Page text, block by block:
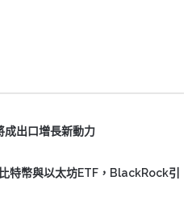
成出口增長新動力
特幣與以太坊ETF，BlackRock引